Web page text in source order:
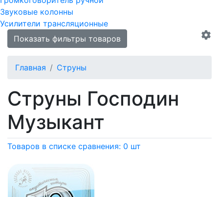
Звуковые колонны
Усилители трансляционные
Показать фильтры товаров
Главная Струны
Струны Господин
Музыкант
Товаров в списке сравнения: 0 шт